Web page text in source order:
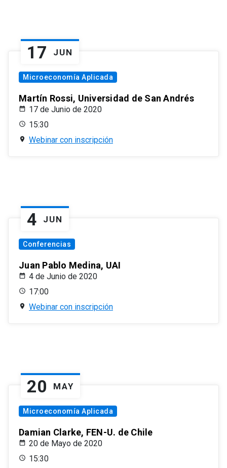
17 JUN
Microeconomía Aplicada
Martín Rossi, Universidad de San Andrés
17 de Junio de 2020
15:30
Webinar con inscripción
4 JUN
Conferencias
Juan Pablo Medina, UAI
4 de Junio de 2020
17:00
Webinar con inscripción
20 MAY
Microeconomía Aplicada
Damian Clarke, FEN-U. de Chile
20 de Mayo de 2020
15:30